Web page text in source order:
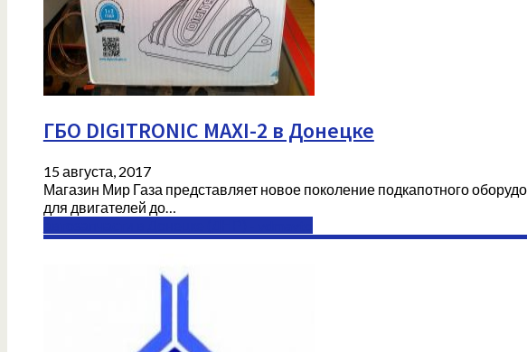
ГБО DIGITRONIC MAXI-2 в Донецке
15 августа, 2017
Магазин Мир Газа представляет новое поколение подкапотного
для двигателей до…